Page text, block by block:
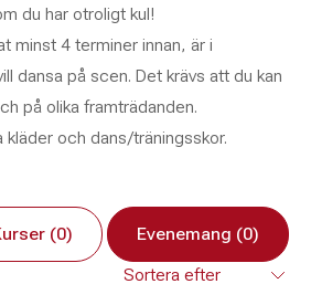
du har otroligt kul!
minst 4 terminer innan, är i
dansa på scen. Det krävs att du kan
på olika framträdanden.
kläder och dans/träningsskor.
(0) Evenemang (0)